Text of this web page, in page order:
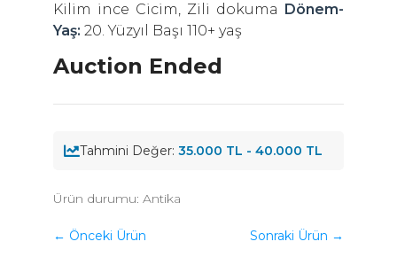
Kilim ince Cicim, Zili dokuma Dönem-
Yaş: 20. Yüzyıl Başı 110+ yaş
Auction Ended
Tahmini Değer: 35.000 TL - 40.000 TL
Ürün durumu: Antika
← Önceki Ürün Sonraki Ürün →